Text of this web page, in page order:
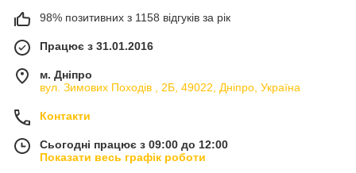
98% позитивних з 1158 відгуків за рік
Працює з 31.01.2016
м. Дніпро
вул. Зимових Походiв , 2Б, 49022, Дніпро, Україна
Контакти
Сьогодні працює з 09:00 до 12:00
Показати весь графік роботи